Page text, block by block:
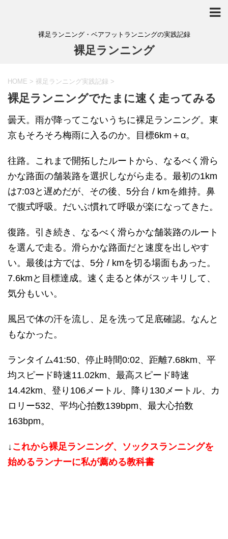
裸足ランニング・ベアフットランニングの実践記録
裸足ランニング
HOME > 裸足ランニング実践記録 >
裸足ランニングでたまに速く走ってみる
曇天。雨が降ってこないうちに裸足ランニング。東
京もそろそろ梅雨に入るのか。目標6km＋α。
往路。これまで開拓したルートから、なるべく滑ら
かな路面の舗装路を選択しながら走る。最初の1km
は7:03と遅めだが、その後、5分台 / kmを維持。鼻
で腹式呼吸。だいぶ慣れて呼吸が楽になってきた。
復路。引き続き、なるべく滑らかな舗装路のルート
を選んで走る。滑らかな路面だと速度を出しやす
い。最後は方では、5分 / kmを切る場面もあった。
7.6kmと目標達成。速く走ると体がスッキリして、
気分もいい。
風呂で体の汗を流し、足を洗って足底確認。なんと
もなかった。
ランタイム41:50、停止時間0:02、距離7.68km、平
均スピード時速11.02km、最高スピード時速
14.42km、登り106メートル、降り130メートル、カ
ロリー532、平均心拍数139bpm、最大心拍数
163bpm。
↓ これから裸足ランニング、ソックスランニングを
始めるランナーに私が薦める教科書